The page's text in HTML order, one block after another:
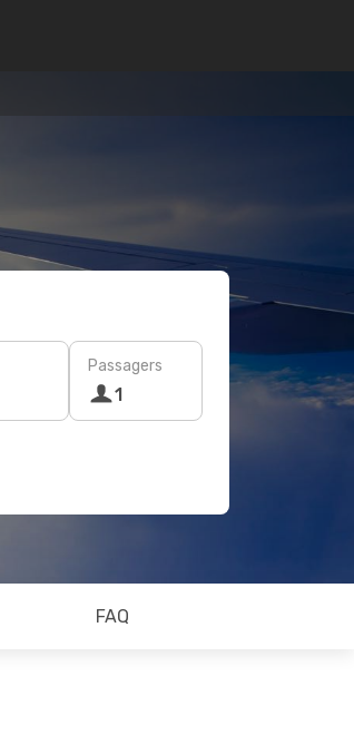
Passagers
1
FAQ